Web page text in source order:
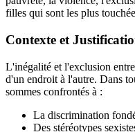
filles qui sont les plus
Contexte et
L'inégalité et l'exclusion
d'un endroit à l'autre. Dans
sommes confrontés à :
La discrimination
Des stéréotypes